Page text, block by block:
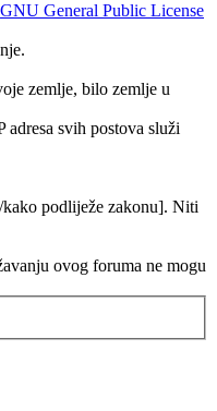
GNU General Public License
zemlje, bilo zemlje u
svih postova služi
podliježe zakonu]. Niti
ovog foruma ne mogu